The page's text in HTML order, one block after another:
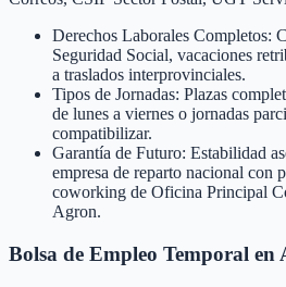
Derechos Laborales Completos:
Seguridad Social, vacaciones
a traslados interprovinciales.
Tipos de Jornadas: Plazas
de lunes a viernes o jornadas
compatibilizar.
Garantía de Futuro: Estabilidad
empresa de reparto nacional con
coworking de Oficina Principal
Agron.
Bolsa de Empleo Temporal en